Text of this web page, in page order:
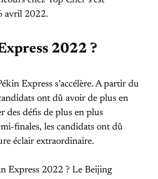
avril 2022.
2022 ?
Express s’accélère. A partir du
ont dû avoir de plus en
des défis de plus en plus
finales, les candidats ont dû
éclair extraordinaire.
Express 2022 ? Le Beijing